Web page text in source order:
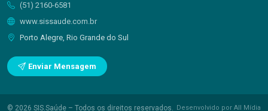
(51) 2160-6581
www.sissaude.com.br
Porto Alegre, Rio Grande do Sul
Enviar Mensagem
© 2026 SIS.Saúde – Todos os direitos reservados. Desenvolvido por All Mídia